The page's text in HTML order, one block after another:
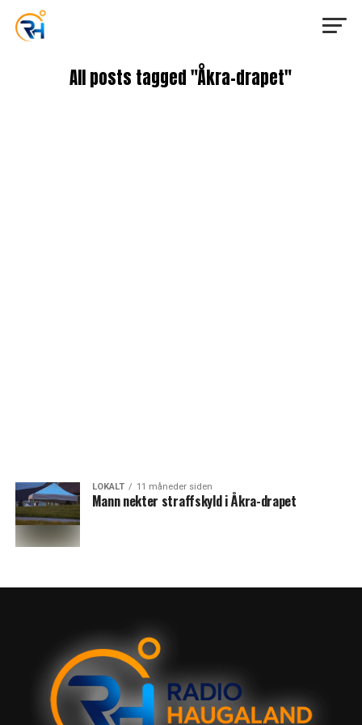
All posts tagged "Åkra-drapet"
LOKALT 11 måneder siden
Mann nekter straffskyld i Åkra-drapet